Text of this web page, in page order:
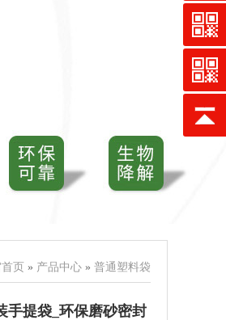
页 » 产品中心 » 普通塑料袋
手提袋_环保磨砂密封